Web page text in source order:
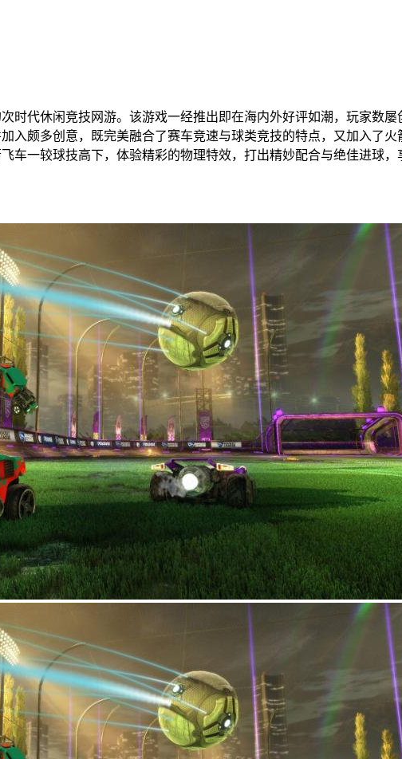
时代休闲竞技网游。该游戏一经推出即在海内外好评如潮，玩家数
入颇多创意，既完美融合了赛车竞速与球类竞技的特点，又加入了
车一较球技高下，体验精彩的物理特效，打出精妙配合与绝佳进球，